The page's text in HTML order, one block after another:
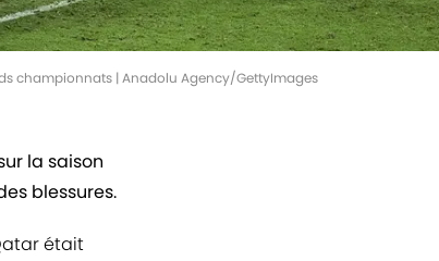
championnats | Anadolu Agency/GettyImages
la saison
blessures.
était